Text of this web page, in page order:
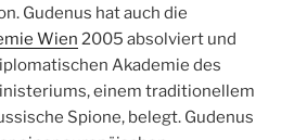
Gudenus hat auch die
Wien 2005 absolviert und
Akademie des
einem traditionellem
Spione, belegt. Gudenus